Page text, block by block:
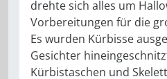
drehte sich alles um
Vorbereitungen für die
Es wurden Kürbisse
Gesichter
Kürbistaschen und